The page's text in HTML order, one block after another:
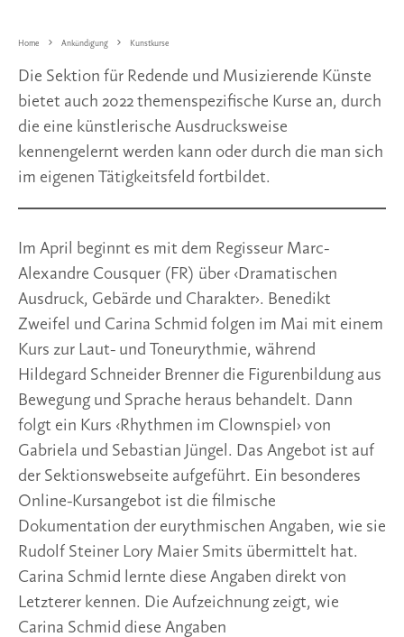
Home Ankündigung Kunstkurse
Die Sektion für Redende und Musizierende Künste
bietet auch 2022 themenspezifische Kurse an, durch
die eine künstlerische Ausdrucksweise
kennengelernt werden kann oder durch die man sich
im eigenen Tätigkeitsfeld fortbildet.
Im April beginnt es mit dem Regisseur Marc-
Alexandre Cousquer (FR) über ‹Dramatischen
Ausdruck, Gebärde und Charakter›. Benedikt
Zweifel und Carina Schmid folgen im Mai mit einem
Kurs zur Laut- und Toneurythmie, während
Hildegard Schneider Brenner die Figurenbildung aus
Bewegung und Sprache heraus behandelt. Dann
folgt ein Kurs ‹Rhythmen im Clownspiel› von
Gabriela und Sebastian Jüngel. Das Angebot ist auf
der Sektionswebseite aufgeführt. Ein besonderes
Online-Kursangebot ist die filmische
Dokumentation der eurythmischen Angaben, wie sie
Rudolf Steiner Lory Maier Smits übermittelt hat.
Carina Schmid lernte diese Angaben direkt von
Letzterer kennen. Die Aufzeichnung zeigt, wie
Carina Schmid diese Angaben